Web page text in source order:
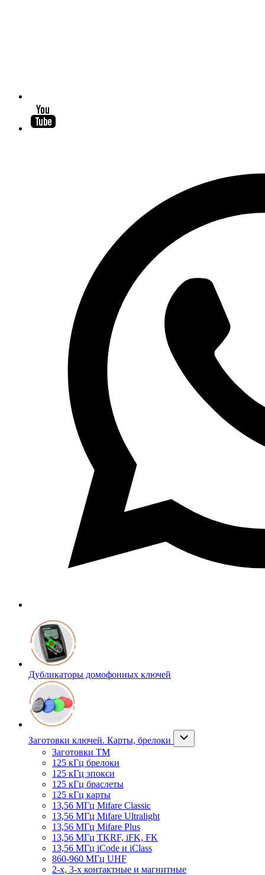
Дубликаторы домофонных ключей
Заготовки ключей. Карты, брелоки
Заготовки ТМ
125 кГц брелоки
125 кГц эпокси
125 кГц браслеты
125 кГц карты
13,56 МГц Mifare Classic
13,56 МГц Mifare Ultralight
13,56 МГц Mifare Plus
13,56 МГц TKRF, iFK, FK
13,56 МГц iCode и iClass
860-960 МГц UHF
2-х, 3-х контактные и магнитные